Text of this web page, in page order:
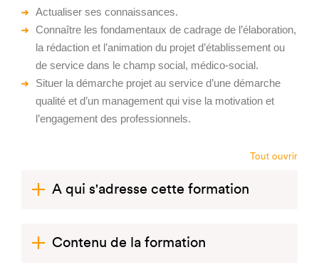
Actualiser ses connaissances.
Connaître les fondamentaux de cadrage de l’élaboration,
la rédaction et l’animation du projet d’établissement ou
de service dans le champ social, médico-social.
Situer la démarche projet au service d’une démarche
qualité et d’un management qui vise la motivation et
l’engagement des professionnels.
Tout ouvrir
A qui s'adresse cette formation
Contenu de la formation